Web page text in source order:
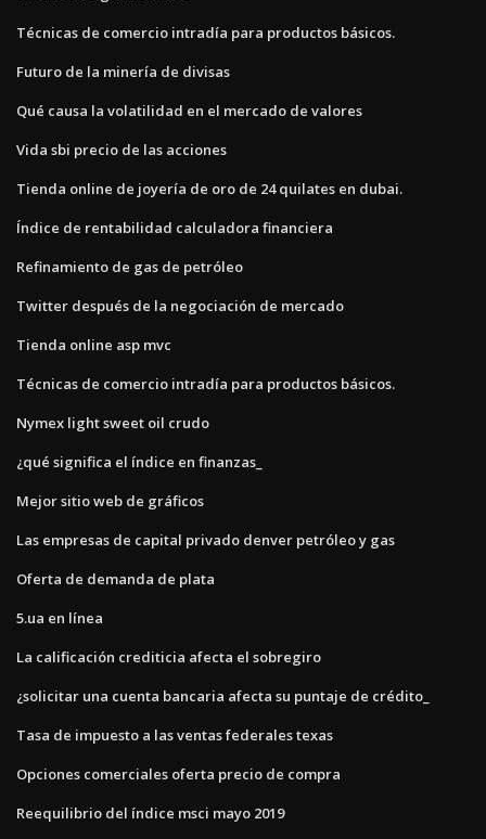
Técnicas de comercio intradía para productos básicos.
Futuro de la minería de divisas
Qué causa la volatilidad en el mercado de valores
Vida sbi precio de las acciones
Tienda online de joyería de oro de 24 quilates en dubai.
Índice de rentabilidad calculadora financiera
Refinamiento de gas de petróleo
Twitter después de la negociación de mercado
Tienda online asp mvc
Técnicas de comercio intradía para productos básicos.
Nymex light sweet oil crudo
¿qué significa el índice en finanzas_
Mejor sitio web de gráficos
Las empresas de capital privado denver petróleo y gas
Oferta de demanda de plata
5.ua en línea
La calificación crediticia afecta el sobregiro
¿solicitar una cuenta bancaria afecta su puntaje de crédito_
Tasa de impuesto a las ventas federales texas
Opciones comerciales oferta precio de compra
Reequilibrio del índice msci mayo 2019